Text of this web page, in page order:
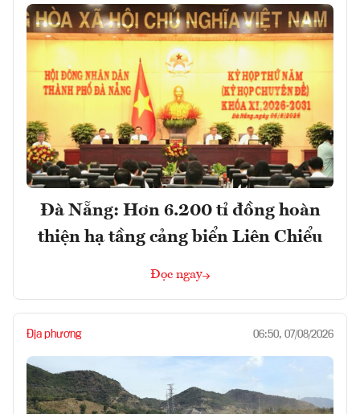
Đà Nẵng: Hơn 6.200 tỉ đồng hoàn
thiện hạ tầng cảng biển Liên Chiểu
Đọc ngay
Địa phương 06:50, 07/08/2026